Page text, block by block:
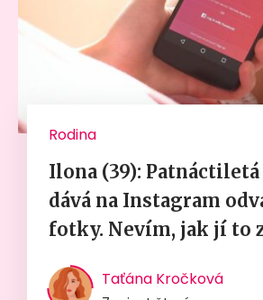
Rodina
Ilona (39): Patnáctiletá
dává na Instagram
fotky. Nevím, jak jí to
Taťána Kročková